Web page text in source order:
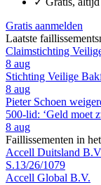
Gratis aanmelden
Laatste
Claimstichting
8 aug
Stichting Veilige
8 aug
Pieter Schoen
500-lid: ‘Geld moet
8 aug
Faillissementen in
Accell Duitsland
S.13/26/1079
Accell Global B.V.